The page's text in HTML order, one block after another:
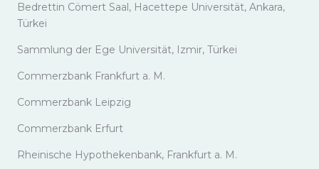
Bedrettin Cömert Saal, Hacettepe Universität, Ankara,
Türkei
Sammlung der Ege Universität, Izmir, Türkei
Commerzbank Frankfurt a. M.
Commerzbank Leipzig
Commerzbank Erfurt
Rheinische Hypothekenbank, Frankfurt a. M.